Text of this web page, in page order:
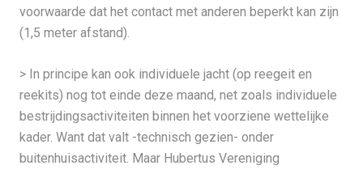
voorwaarde dat het contact met anderen beperkt kan zijn
(1,5 meter afstand).
> In principe kan ook individuele jacht (op reegeit en
reekits) nog tot einde deze maand, net zoals individuele
bestrijdingsactiviteiten binnen het voorziene wettelijke
kader. Want dat valt -technisch gezien- onder
buitenhuisactiviteit. Maar Hubertus Vereniging